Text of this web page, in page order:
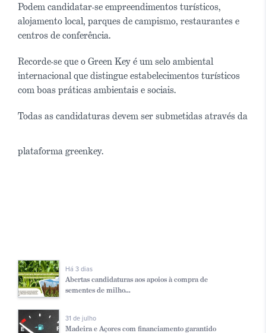
Podem candidatar-se empreendimentos turísticos,
alojamento local, parques de campismo, restaurantes e
centros de conferência.
Recorde-se que o Green Key é um selo ambiental
internacional que distingue estabelecimentos turísticos
com boas práticas ambientais e sociais.
Todas as candidaturas devem ser submetidas através da
plataforma greenkey.
Há 3 dias
Abertas candidaturas aos apoios à compra de
sementes de milho...
31 de julho
Madeira e Açores com financiamento garantido